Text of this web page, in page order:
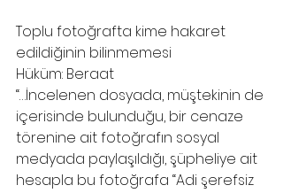
Toplu fotoğrafta kime hakaret
edildiğinin bilinmemesi
Hüküm: Beraat
“…İncelenen dosyada, müştekinin de
içerisinde bulunduğu, bir cenaze
törenine ait fotoğrafın sosyal
medyada paylaşıldığı, şüpheliye ait
hesapla bu fotoğrafa “Adi şerefsiz